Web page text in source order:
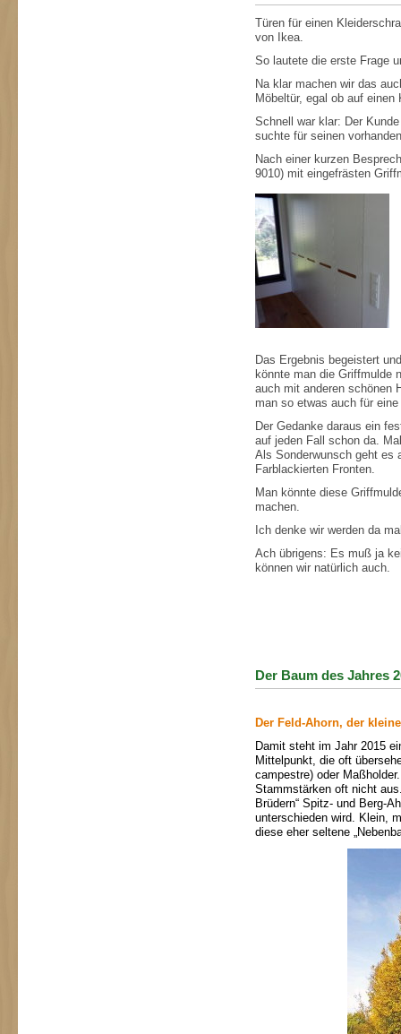
Türen für einen
von Ikea.
So lautete die erste Frage
Na klar machen wir das
Möbeltür, egal ob auf
Schnell war klar: Der
suchte für seinen
Nach einer kurzen
9010) mit eingefrästen
Das Ergebnis begeistert
könnte man die Griffmulde
auch mit anderen schönen
man so etwas auch für
Der Gedanke daraus ein
auf jeden Fall schon da.
Als Sonderwunsch geht es
Farblackierten Fronten.
Man könnte diese
machen.
Ich denke wir werden da
Ach übrigens: Es muß ja
können wir natürlich auch.
Der Baum des Jahres
Der Feld-Ahorn, der
Damit steht im Jahr 2015
Mittelpunkt, die oft
campestre) oder
Stammstärken oft nicht
Brüdern“ Spitz- und Berg-
unterschieden wird. Klein,
diese eher seltene